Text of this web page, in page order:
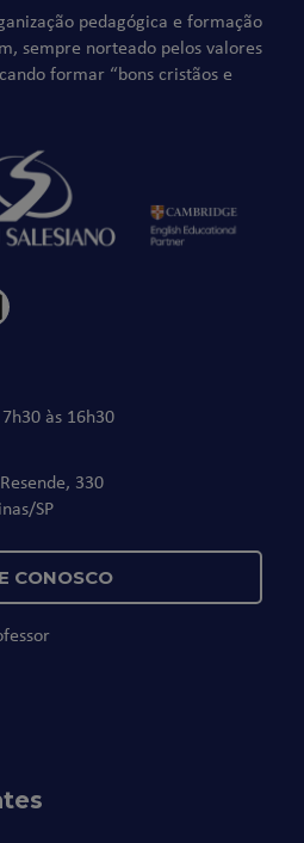
pedagógica e formação
sempre norteado pelos valores
formar “bons cristãos e
às 16h30
330
SP
CONOSCO